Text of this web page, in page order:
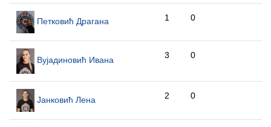
Петковић Драгана 1 0
Вујадиновић Ивана
3 0
Јанковић Лена 2 0